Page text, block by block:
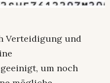
Verteidigung und
um noch